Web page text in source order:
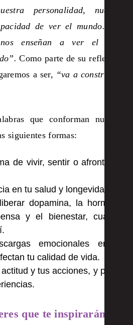
personalidad, nuestra
de ver el mundo. Las
enseñan a ver el lado
Como parte de su reflexión
a ser, “va a construirse
que conforman nuestro
siguientes formas:
de vivir, sentir o afrontar la
en tu salud y longevidad.
dopamina, la hormona
y el bienestar, cuando
emocionales en el
tu calidad de vida.
y tus acciones, y por lo
que te inspirarán